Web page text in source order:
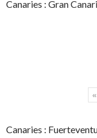
Canaries : Gran
«
Canaries :